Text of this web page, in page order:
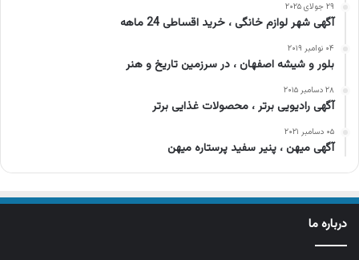
۲۹ جولای ۲۰۲۵
آگهی شهر لوازم خانگی ، خرید اقساطی 24 ماهه
۰۴ نوامبر ۲۰۱۹
بلور و شیشه اصفهان ، در سرزمین تاریخ و هنر
۲۸ دسامبر ۲۰۱۵
آگهی رادیویی برتر ، محصولات غذایی برتر
۰۵ دسامبر ۲۰۲۱
آگهی میهن ، پنیر سفید پرستاره میهن
درباره ما